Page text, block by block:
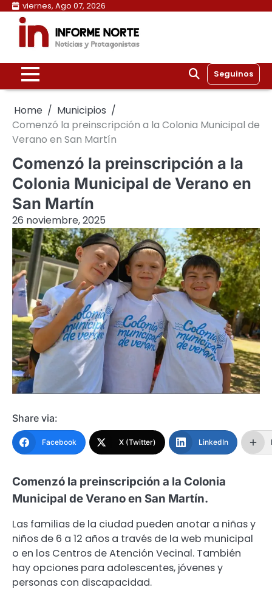
Skip
content
viernes, Ago 07, 2026
Seguinos
Home
Municipios
Comenzó la preinscripción a la Colonia Municipal de
Verano en San Martín
Comenzó la preinscripción a la
Colonia Municipal de Verano en
San Martín
26 noviembre, 2025
Share via:
Facebook X (Twitter) LinkedIn
Comenzó la preinscripción a la Colonia
Municipal de Verano en San Martín.
Las familias de la ciudad pueden anotar a niñas y
niños de 6 a 12 años a través de la web municipal
o en los Centros de Atención Vecinal. También
hay opciones para adolescentes, jóvenes y
personas con discapacidad.